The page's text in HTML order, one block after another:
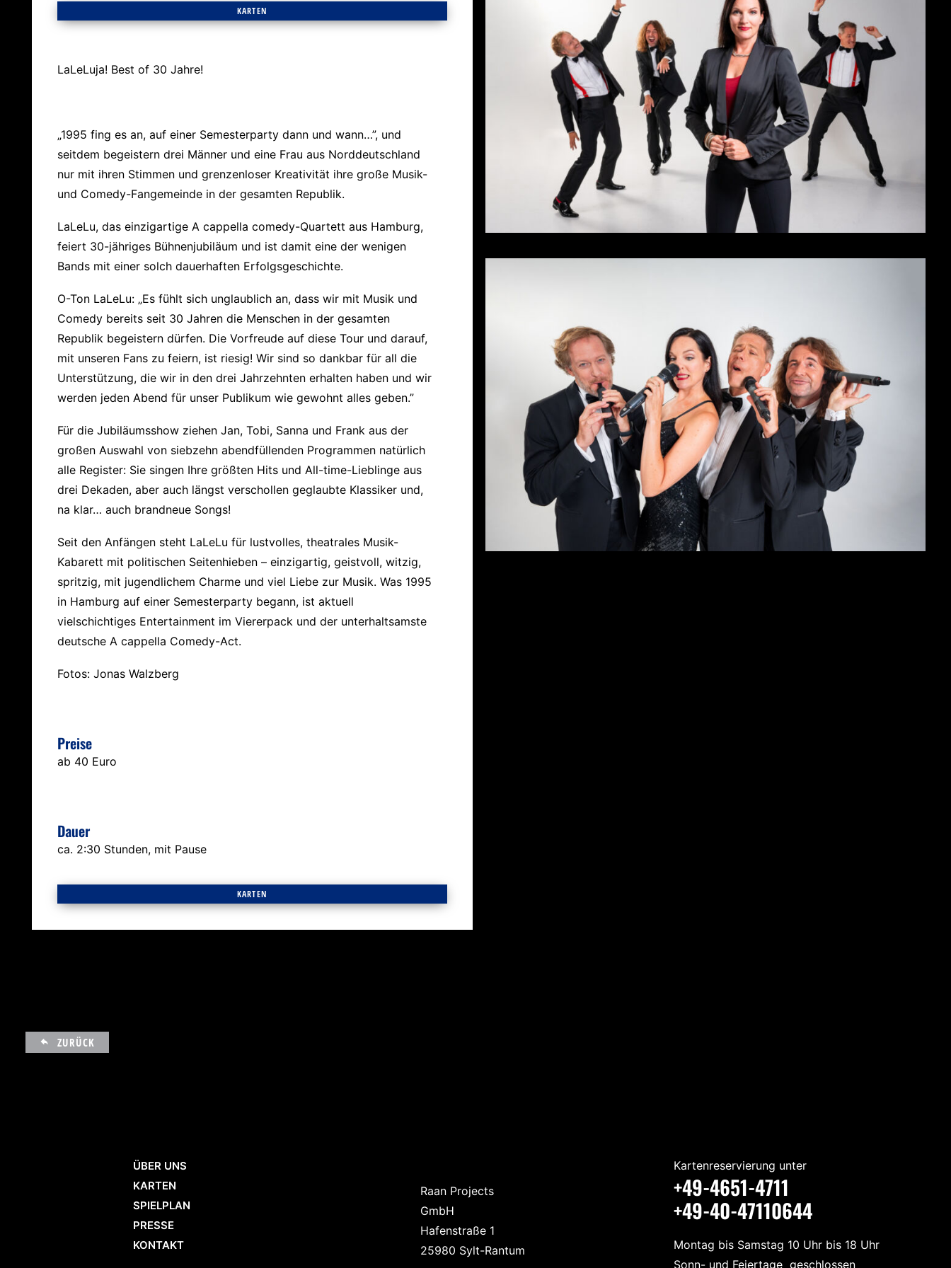
KARTEN
LaLeLuja! Best of 30 Jahre!
„1995 fing es an, auf einer Semesterparty dann und wann…”, und
seitdem begeistern drei Männer und eine Frau aus Norddeutschland
nur mit ihren Stimmen und grenzenloser Kreativität ihre große Musik-
und Comedy-Fangemeinde in der gesamten Republik.
LaLeLu, das einzigartige A cappella comedy-Quartett aus Hamburg,
feiert 30-jähriges Bühnenjubiläum und ist damit eine der wenigen
Bands mit einer solch dauerhaften Erfolgsgeschichte.
O-Ton LaLeLu: „Es fühlt sich unglaublich an, dass wir mit Musik und
Comedy bereits seit 30 Jahren die Menschen in der gesamten
Republik begeistern dürfen. Die Vorfreude auf diese Tour und darauf,
mit unseren Fans zu feiern, ist riesig! Wir sind so dankbar für all die
Unterstützung, die wir in den drei Jahrzehnten erhalten haben und wir
werden jeden Abend für unser Publikum wie gewohnt alles geben.”
Für die Jubiläumsshow ziehen Jan, Tobi, Sanna und Frank aus der
großen Auswahl von siebzehn abendfüllenden Programmen natürlich
alle Register: Sie singen Ihre größten Hits und All-time-Lieblinge aus
drei Dekaden, aber auch längst verschollen geglaubte Klassiker und,
na klar… auch brandneue Songs!
Seit den Anfängen steht LaLeLu für lustvolles, theatrales Musik-
Kabarett mit politischen Seitenhieben – einzigartig, geistvoll, witzig,
spritzig, mit jugendlichem Charme und viel Liebe zur Musik. Was 1995
in Hamburg auf einer Semesterparty begann, ist aktuell
vielschichtiges Entertainment im Viererpack und der unterhaltsamste
deutsche A cappella Comedy-Act.
Fotos: Jonas Walzberg
Preise
ab 40 Euro
Dauer
ca. 2:30 Stunden, mit Pause
KARTEN
ZURÜCK
ÜBER UNS
KARTEN
SPIELPLAN
PRESSE
KONTAKT
Raan Projects
GmbH
Hafenstraße 1
25980 Sylt-Rantum
Kartenreservierung unter
+49-4651-4711
+49-40-47110644
Montag bis Samstag 10 Uhr bis 18 Uhr
Sonn- und Feiertage geschlossen